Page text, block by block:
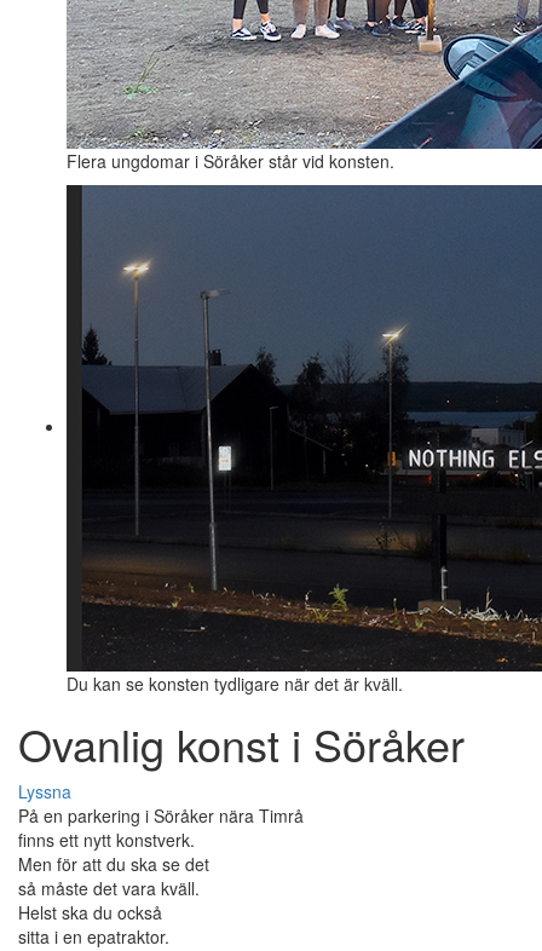
Flera ungdomar i Söråker står vid konsten.
Du kan se konsten tydligare när det är kväll.
Ovanlig konst i Söråker
Lyssna
På en parkering i Söråker nära Timrå
finns ett nytt konstverk.
Men för att du ska se det
så måste det vara kväll.
Helst ska du också
sitta i en epatraktor.